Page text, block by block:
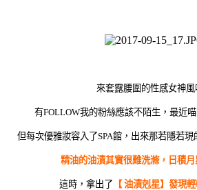
來套露腰圍的性感女神風
有FOLLOW我的粉絲應該不陌生，最近
但每次優雅妝容入了SPA館，出來那若隱若
精油的油漬其實很難洗滌，日積
這時，拿出了 【 油漬剋星】發現